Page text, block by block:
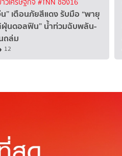
น” เตือนภัยสีแดง รับมือ “พายุ
ฝุ่นดอลฟิน” น้ำท่วมฉับพลัน-
ถล่ม
12